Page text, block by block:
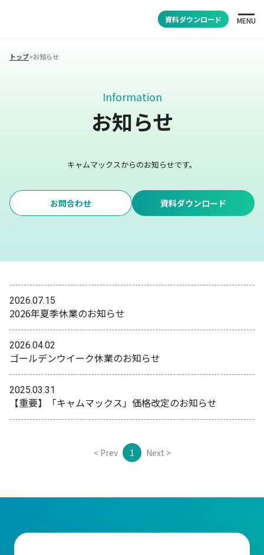
資料ダウンロード MENU
トップ>お知らせ
Information
お知らせ
キャムマックスからのお知らせです。
お問合わせ 資料ダウンロード
2026.07.15
2026年夏季休業のお知らせ
2026.04.02
ゴールデンウイーク休業のお知らせ
2025.03.31
【重要】「キャムマックス」価格改定のお知らせ
< Prev 1 Next >